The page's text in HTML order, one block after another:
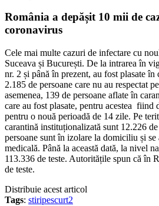
România a depășit 10 mii de
coronavirus
Cele mai multe cazuri de infectare cu
Suceava și București. De la intrarea în
nr. 2 și până în prezent, au fost plasate
2.185 de persoane care nu au respectat
asemenea, 139 de persoane aflate în
care au fost plasate, pentru acestea fiind
pentru o nouă perioadă de 14 zile. Pe
carantină instituționalizată sunt 12.226
persoane sunt în izolare la domiciliu și
medicală. Până la această dată, la nivel
113.336 de teste. Autoritățile spun că în
de teste.
Distribuie acest articol
Tags: stiripescurt2